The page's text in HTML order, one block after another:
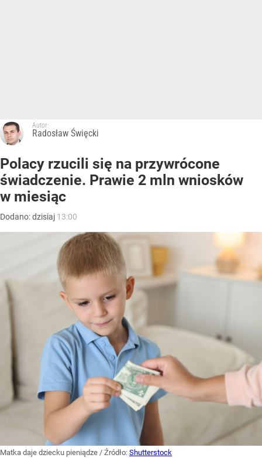
Autor:
Radosław Święcki
Polacy rzucili się na przywrócone
świadczenie. Prawie 2 mln wniosków
w miesiąc
Dodano:dzisiaj 13:00
Matka daje dziecku pieniądze / Źródło: Shutterstock